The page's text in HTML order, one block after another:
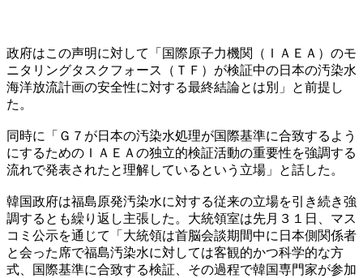
政府はこの声明に対して「国際原子力機関（ＩＡＥＡ）のモ
ニタリングタスクフォース（ＴＦ）が検証中の日本の汚染水
海洋放流計画の安全性に対する最終結論とは別」と前提し
た。
同時に「Ｇ７が日本の汚染水処理が国際基準に合致するよう
にするためのＩＡＥＡの独立的検証活動の重要性を強調する
流れで発表されたと理解しているという立場」と話した。
韓国政府は福島原発汚染水に対する従来の立場を引き続き強
調するとも繰り返し主張した。大統領室は先月３１日、マス
コミ公示を通じて「大統領は首脳会談期間中に日本側関係者
と会った席で福島汚染水に対しては客観的かつ科学的な方
式、国際基準に合致する検証、その過程で韓国専門家が参加